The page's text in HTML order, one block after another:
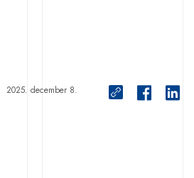
2025. december 8.